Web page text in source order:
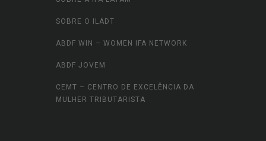
SOBRE O ILADT
ABDF WIN – WOMEN IFA NETWORK
ABDF JOVEM
CEMT – CENTRO DE EXCELÊNCIA DA
MULHER TRIBUTARISTA